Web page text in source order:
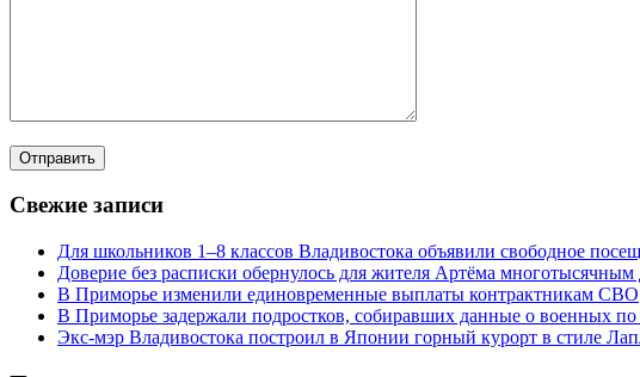
Свежие записи
Для школьников 1–8 классов Владивостока объявили свободное
Доверие без расписки обернулось для жителя Артёма
В Приморье изменили единовременные выплаты контрактникам СВО
В Приморье задержали подростков, собиравших данные о военных
Экс-мэр Владивостока построил в Японии горный курорт в стиле